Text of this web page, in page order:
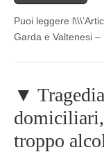
Puoi leggere
Garda e Valtenesi –
▼
domiciliari,
troppo